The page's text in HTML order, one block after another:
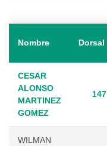
Nombre Dorsal
CESAR
ALONSO
MARTINEZ
GOMEZ
147
WILMAN